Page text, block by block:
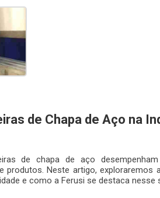
de Chapa de Aço na
de chapa de aço
Neste artigo, exploraremos
e como a Ferusi se destaca nesse